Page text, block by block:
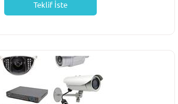
Teklif İste